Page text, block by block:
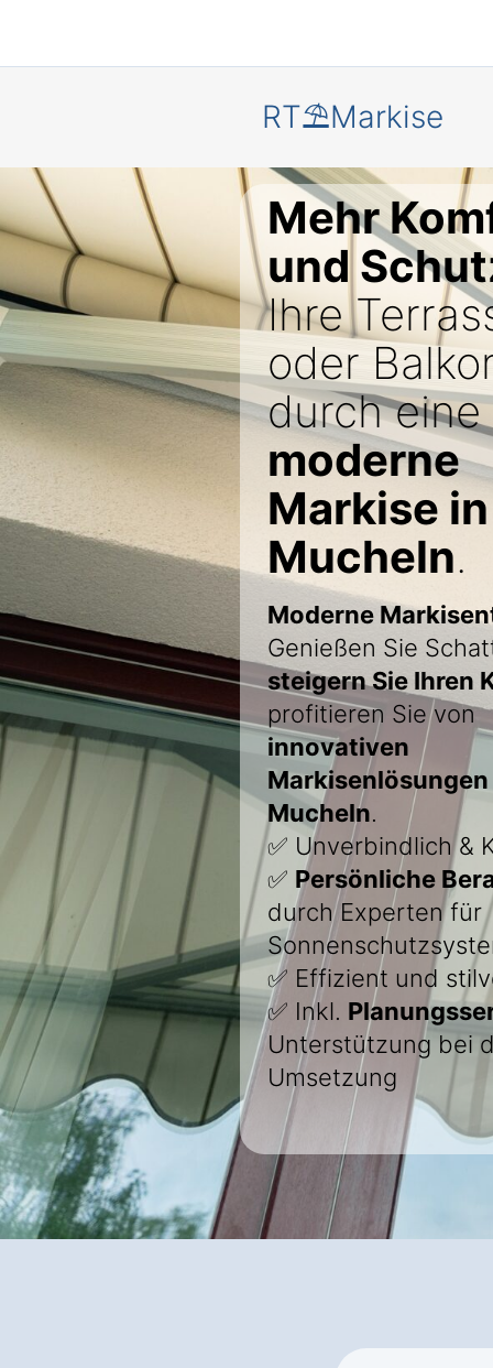
RT⛱️Markise
Mehr
und
Ihre
oder
durch eine
moderne
Markise in
Mucheln.
Moderne
Genießen Sie
steigern Sie Ihren
profitieren Sie von
innovativen
Markisenlösungen
Mucheln.
✅ Unverbindlich &
✅ Persönliche
durch Experten für
✅ Effizient und
✅ Inkl.
Unterstützung bei
Umsetzung